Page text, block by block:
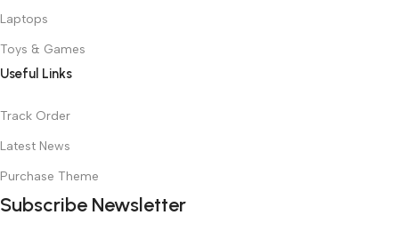
Laptops
Toys & Games
Useful Links
Track Order
Latest News
Purchase Theme
Subscribe Newsletter